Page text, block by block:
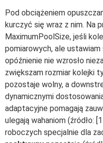
Pod obciążeniem
kurczyć się wraz z nim. Na
MaximumPoolSize, jeśli
pomiarowych, ale
opóźnienie nie wzrosło
zwiększam rozmiar kolejki
pozostaje wolny, a
dynamicznymi
adaptacyjne pomagają
ulegają wahaniom (źródło:
roboczych specjalnie dla